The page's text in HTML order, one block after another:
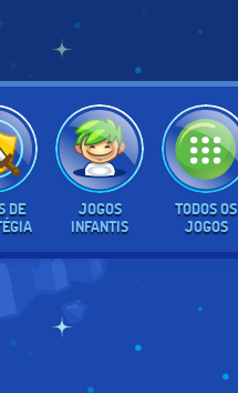
DE
JOGOS
INFANTIS
TODOS OS
JOGOS